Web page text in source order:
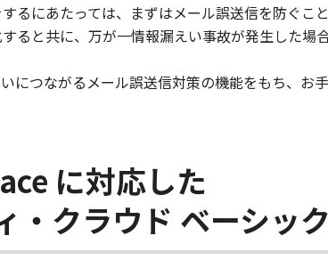
にあたっては、まずはメール誤送信を防ぐこ
ると共に、万が一情報漏えい事故が発生した場
につながるメール誤送信対策の機能をもち、お
に対応した
クラウド ベーシッ